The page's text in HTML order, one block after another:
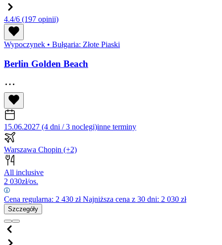
4.4/6 (197 opinii)
Wypoczynek • Bułgaria: Złote Piaski
Berlin Golden Beach
15.06.2027 (4 dni / 3 noclegi)inne terminy
Warszawa Chopin (+2)
All inclusive
2 030zł/os.
Cena regularna: 2 430 złNajniższa cena z 30 dni: 2 030 zł
Szczegóły